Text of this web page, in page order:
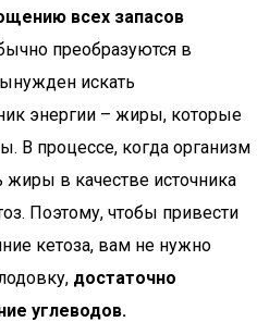
всех запасов
преобразуются в
искать
энергии – жиры, которые
В процессе, когда организм
жиры в качестве источника
Поэтому, чтобы привести
кетоза, вам не нужно
достаточно
углеводов.